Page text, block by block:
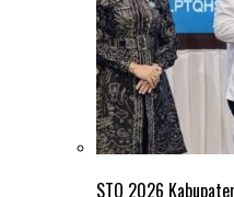
STQ 2026